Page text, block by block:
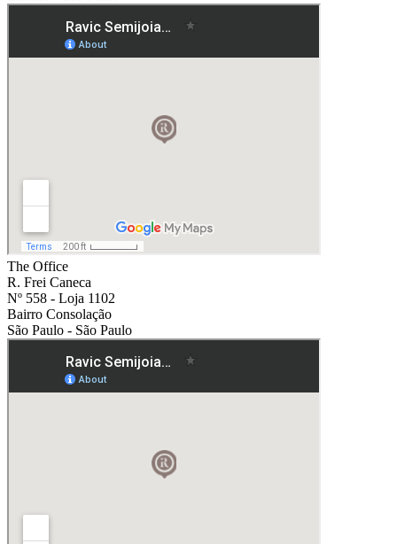
The Office
R. Frei Caneca
Nº 558 - Loja 1102
Bairro Consolação
São Paulo - São Paulo